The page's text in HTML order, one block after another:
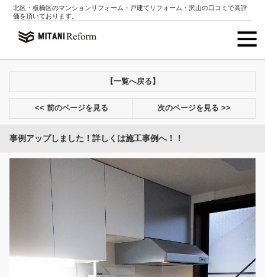
北区・板橋区のマンションリフォーム・戸建てリフォーム・沢山の口コミで高評
価を頂いております。
【一覧へ戻る】
<< 前のページを見る 次のページを見る >>
事例アップしました！詳しくは施工事例へ！！